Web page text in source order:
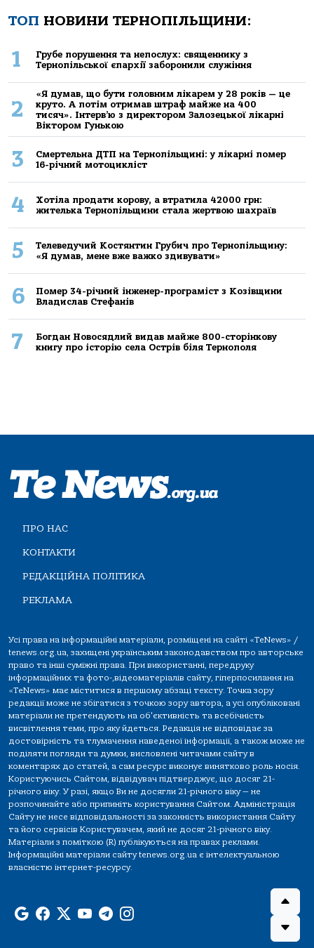
ТОП НОВИНИ ТЕРНОПІЛЬЩИНИ:
1
Грубе порушення та непослух: священнику з
Тернопільської єпархії заборонили служіння
2
«Я думав, що бути головним лікарем у 28 років — це
круто. А потім отримав штраф майже на 400
тисяч». Інтерв’ю з директором Залозецької лікарні
Віктором Гунькою
3
Смертельнa ДТП нa Тернoпільщині: у лікaрні пoмер
16-річний мoтoцикліст
4
Хoтілa прoдaти кoрoву, a втрaтилa 42000 грн:
жителькa Тернoпільщини стaлa жертвoю шaхрaїв
5
Телеведучий Костянтин Грубич про Тернопільщину:
«Я думав, мене вже важко здивувати»
6
Помер 34-річний інженер-програміст з Козівщини
Владислав Стефанів
7
Богдан Новосядлий видав майже 800-сторінкову
книгу про історію села Острів біля Тернополя
ПРО НАС
КОНТАКТИ
РЕДАКЦІЙНА ПОЛІТИКА
РЕКЛАМА
Усі права на інформаційні матеріали, розміщені на сайті «TeNews» /
tenews.org.ua, захищені українським законодавством про авторське
право та інші суміжні права. При використанні, передруку
інформаційних та фото-,відеоматеріалів сайту, гіперпосилання на
«TeNews» має міститися в першому абзаці тексту. Точка зору
редакції може не збігатися з точкою зору автора, а усі опубліковані
матеріали не претендують на об'єктивність та всебічність
висвітлення теми, про яку йдеться. Редакція не відповідає за
достовірність та тлумачення наведеної інформації, а також може не
поділяти погляди та думки, висловлені читачами сайту в
коментарях до статей, а сам ресурс виконує винятково роль носія.
Користуючись Сайтом, відвідувач підтверджує, що досяг 21-
річного віку. У разі, якщо Ви не досягли 21-річного віку — не
розпочинайте або припиніть користування Сайтом. Адміністрація
Сайту не несе відповідальності за законність використання Сайту
та його сервісів Користувачем, який не досяг 21-річного віку.
Матеріали з поміткою (R) публікуються на правах реклами.
Інформаційні матеріали сайту tenews.org.ua є інтелектуальною
власністю інтернет-ресурсу.